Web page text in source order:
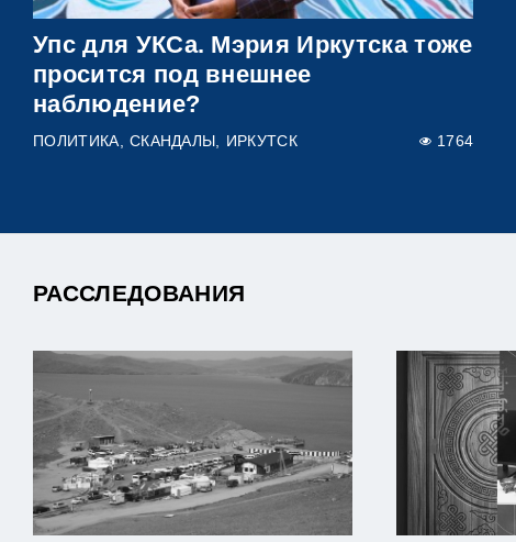
Упс для УКСа. Мэрия Иркутска тоже
просится под внешнее
наблюдение?
ПОЛИТИКА СКАНДАЛЫ ИРКУТСК 1764
РАССЛЕДОВАНИЯ